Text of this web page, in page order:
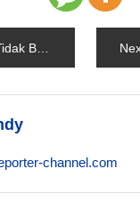
Bastianini
channel.com